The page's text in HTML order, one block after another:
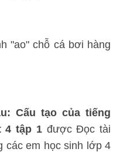
"ao" chỗ cá bơi hàng
Cấu tạo của tiếng
4 tập 1được Đọc tài
các em học sinh lớp 4